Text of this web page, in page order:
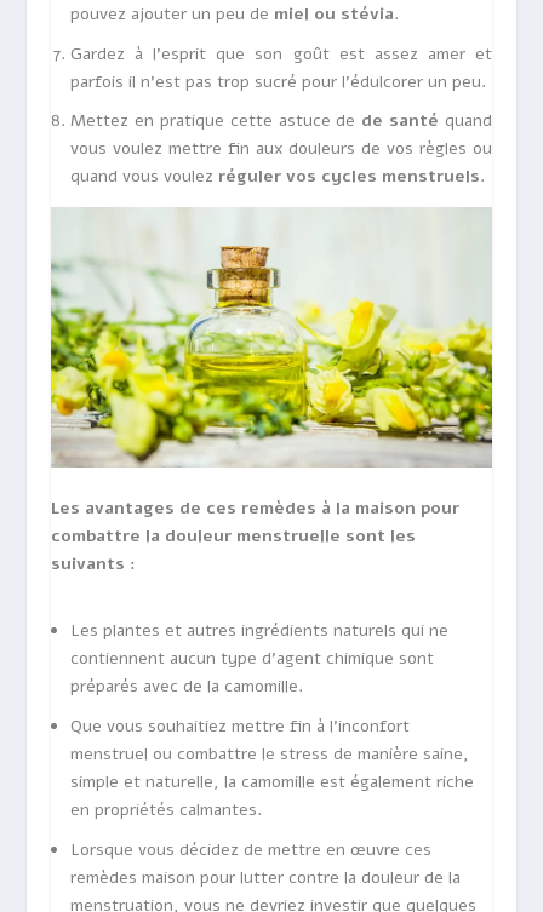
pouvez ajouter un peu de miel ou stévia.
Gardez à l’esprit que son goût est assez amer et
parfois il n’est pas trop sucré pour l’édulcorer un peu.
Mettez en pratique cette astuce de de santé quand
vous voulez mettre fin aux douleurs de vos règles ou
quand vous voulez réguler vos cycles menstruels.
Les avantages de ces remèdes à la maison pour
combattre la douleur menstruelle sont les
suivants :
Les plantes et autres ingrédients naturels qui ne
contiennent aucun type d’agent chimique sont
préparés avec de la camomille.
Que vous souhaitiez mettre fin à l’inconfort
menstruel ou combattre le stress de manière saine,
simple et naturelle, la camomille est également riche
en propriétés calmantes.
Lorsque vous décidez de mettre en œuvre ces
remèdes maison pour lutter contre la douleur de la
menstruation, vous ne devriez investir que quelques